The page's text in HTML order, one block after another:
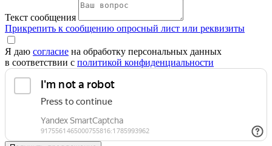
Текст сообщения
Прикрепить к сообщению опросный лист или реквизиты
Я даю согласие на обработку персональных данных
в соответствии с политикой конфиденциальности